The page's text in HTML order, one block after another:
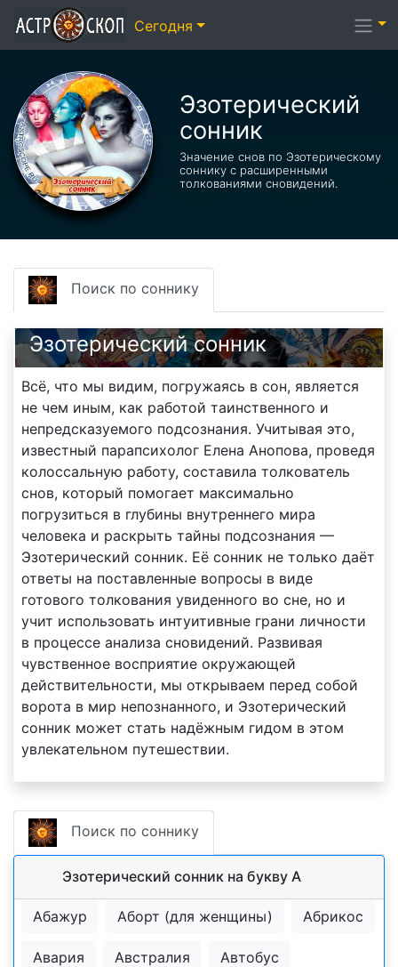
Эзотерический
сонник
Значение снов по Эзотерическому
соннику с расширенными
толкованиями сновидений.
Поиск по соннику
Эзотерический cонник
Всё, что мы видим, погружаясь в сон, является
не чем иным, как работой таинственного и
непредсказуемого подсознания. Учитывая это,
известный парапсихолог Елена Анопова, проведя
колоссальную работу, составила толкователь
снов, который помогает максимально
погрузиться в глубины внутреннего мира
человека и раскрыть тайны подсознания —
Эзотерический сонник. Её сонник не только даёт
ответы на поставленные вопросы в виде
готового толкования увиденного во сне, но и
учит использовать интуитивные грани личности
в процессе анализа сновидений. Развивая
чувственное восприятие окружающей
действительности, мы открываем перед собой
ворота в мир непознанного, и Эзотерический
сонник может стать надёжным гидом в этом
увлекательном путешествии.
Поиск по соннику
Эзотерический cонник на букву А
Абажур Аборт (для женщины) Абрикос
Авария Австралия Автобус
Сегодня